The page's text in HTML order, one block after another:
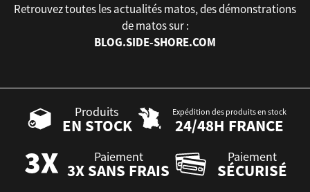
Retrouvez toutes les actualités matos, des démonstrations
de matos sur :
BLOG.SIDE-SHORE.COM
Produits
EN STOCK
Expédition des produits en stock
24/48H FRANCE
Paiement
3X SANS FRAIS
Paiement
SÉCURISÉ